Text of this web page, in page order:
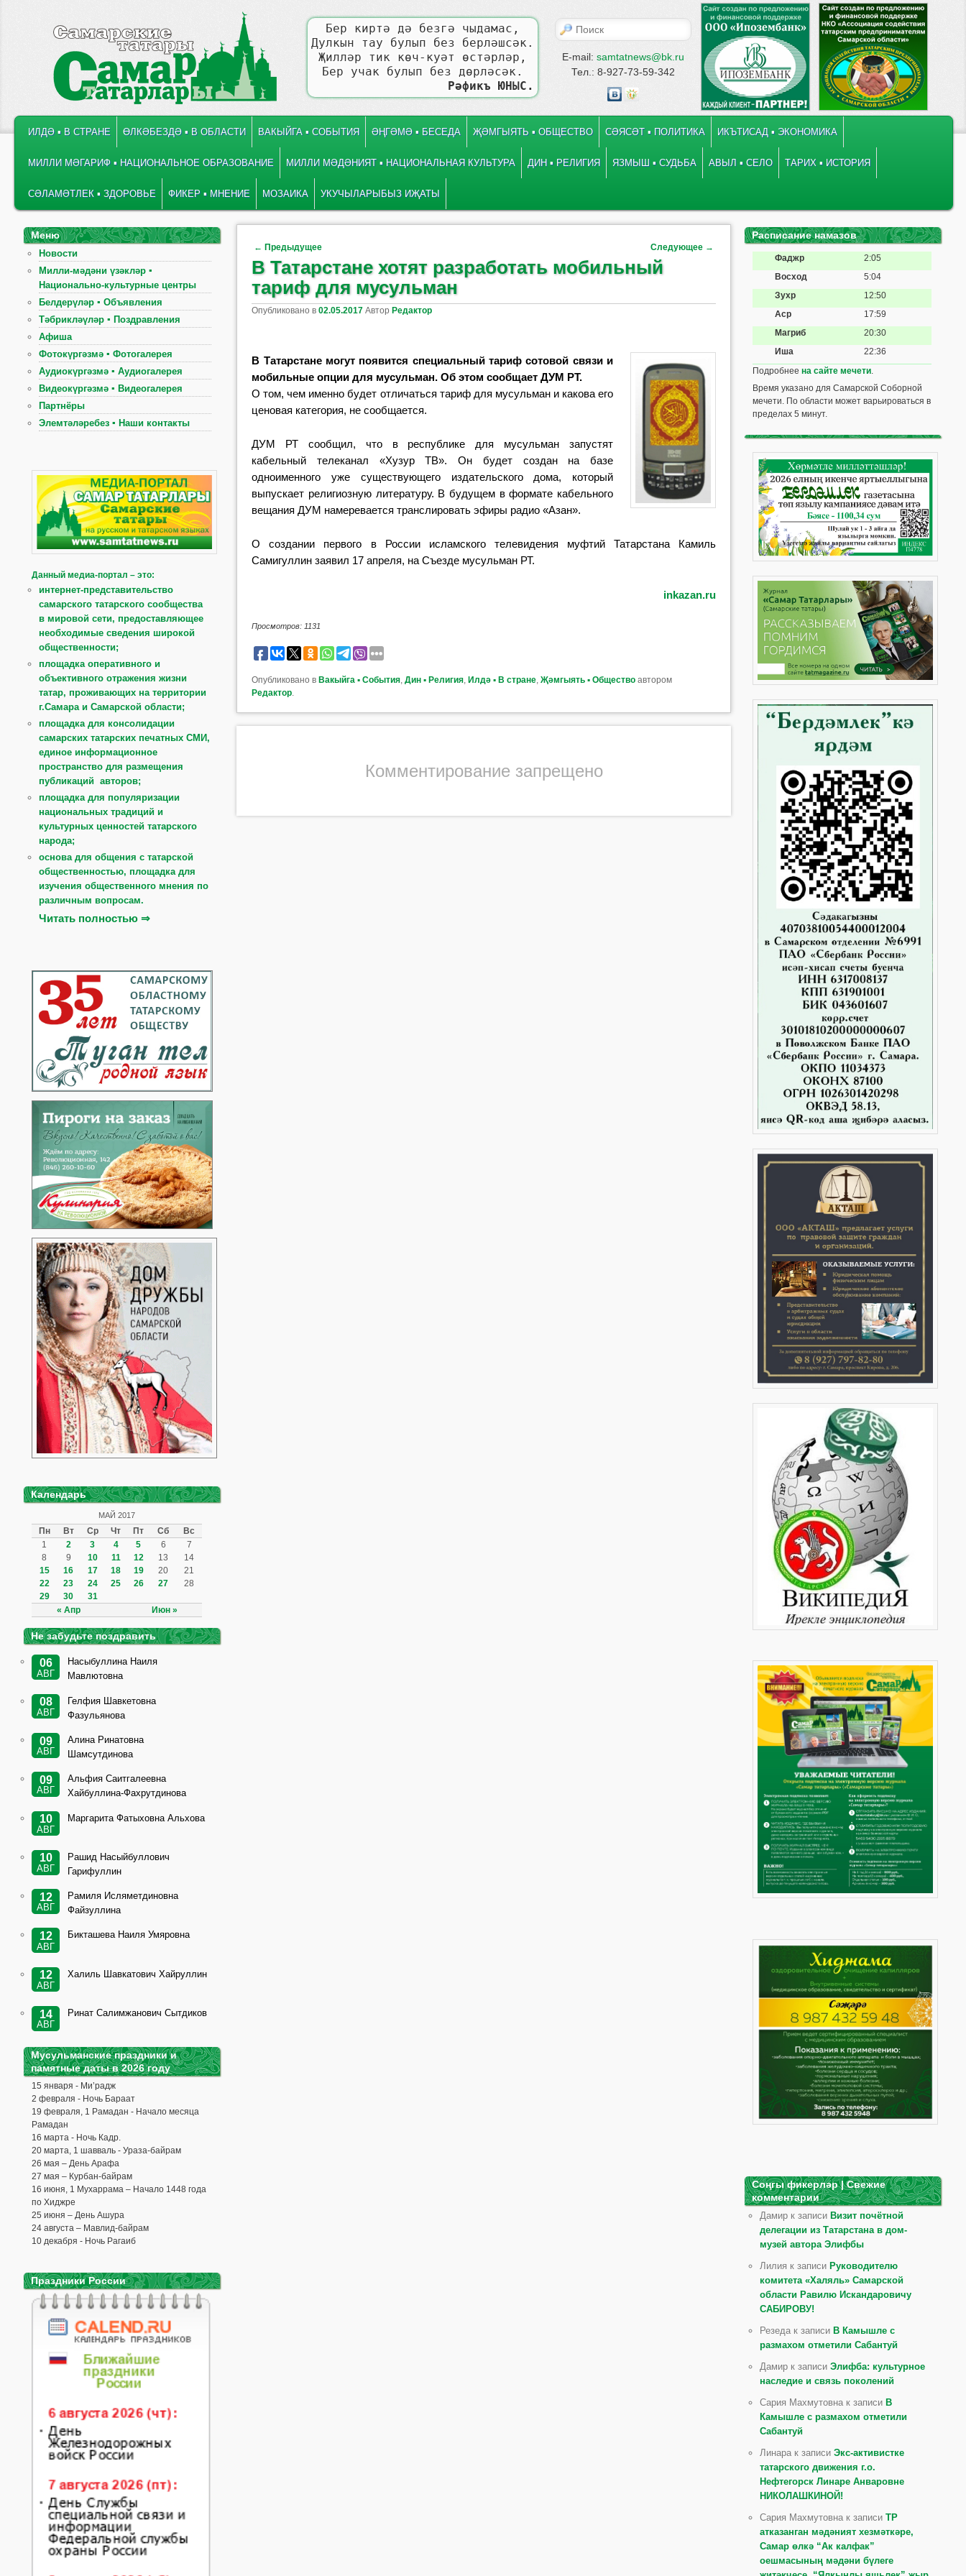
Бер киртә дә безгә чыдамас,
Дулкын тау булып без берләшсәк.
Җилләр тик көч-куәт өстәрләр,
Бер учак булып без дөрләсәк.
Рәфикъ ЮНЫС.
E-mail: samtatnews@bk.ru
Тел.: 8-927-73-59-342
ПЕРЕЙТИ К ОСНОВНОМУ СОДЕРЖИМОМУ
ПЕРЕЙТИ К ДОПОЛНИТЕЛЬНОМУ СОДЕРЖИМОМУ
ИЛДӘ ▪ В СТРАНЕ ӨЛКӘБЕЗДӘ ▪ В ОБЛАСТИ ВАКЫЙГА ▪ СОБЫТИЯ ӘҢГӘМӘ ▪ БЕСЕДА ҖӘМГЫЯТЬ ▪ ОБЩЕСТВО СӘЯСӘТ ▪ ПОЛИТИКА ИКЪТИСАД ▪ ЭКОНОМИКА
МИЛЛИ МӘГАРИФ ▪ НАЦИОНАЛЬНОЕ ОБРАЗОВАНИЕ МИЛЛИ МӘДӘНИЯТ ▪ НАЦИОНАЛЬНАЯ КУЛЬТУРА ДИН ▪ РЕЛИГИЯ ЯЗМЫШ ▪ СУДЬБА АВЫЛ ▪ СЕЛО ТАРИХ ▪ ИСТОРИЯ
СӘЛАМӘТЛЕК ▪ ЗДОРОВЬЕ ФИКЕР ▪ МНЕНИЕ МОЗАИКА УКУЧЫЛАРЫБЫЗ ИҖАТЫ
Навигация по записям
← Предыдущее Следующее →
В Татарстане хотят разработать мобильный
тариф для мусульман
Опубликовано в02.05.2017 АвторРедактор
В Татарстане могут появится специальный тариф сотовой связи и
мобильные опции для мусульман. Об этом сообщает ДУМ РТ.
О том, чем именно будет отличаться тариф для мусульман и какова его
ценовая категория, не сообщается.
ДУМ РТ сообщил, что в республике для мусульман запустят
кабельный телеканал «Хузур ТВ». Он будет создан на базе
одноименного уже существующего издательского дома, который
выпускает религиозную литературу. В будущем в формате кабельного
вещания ДУМ намеревается транслировать эфиры радио «Азан».
О создании первого в России исламского телевидения муфтий Татарстана Камиль
Самигуллин заявил 17 апреля, на Съезде мусульман РТ.
inkazan.ru
Просмотров: 1131
Опубликовано в Вакыйга ▪ События,Дин ▪ Религия, Илдә ▪ В стране,Җәмгыять ▪ Общество автором
Редактор.
Комментирование запрещено
Меню
Новости
Милли-мәдәни үзәкләр ▪
Национально-культурные центры
Белдерүләр ▪ Объявления
Тәбрикләүләр ▪ Поздравления
Афиша
Фотокүргәзмә ▪ Фотогалерея
Аудиокүргәзмә ▪ Аудиогалерея
Видеокүргәзмә ▪ Видеогалерея
Партнёры
Элемтәләребез ▪ Наши контакты
Данный медиа-портал – это:
интернет-представительство
самарского татарского сообщества
в мировой сети, предоставляющее
необходимые сведения широкой
общественности;
площадка оперативного и
объективного отражения жизни
татар, проживающих на территории
г.Самара и Самарской области;
площадка для консолидации
самарских татарских печатных СМИ,
единое информационное
пространство для размещения
публикаций авторов;
площадка для популяризации
национальных традиций и
культурных ценностей татарского
народа;
основа для общения с татарской
общественностью, площадка для
изучения общественного мнения по
различным вопросам.
Читать полностью ⇒
Календарь
МАЙ 2017
Пн Вт Ср Чт Пт Сб Вс
« Апр Июн »
1 2 3 4 5 6
7
8
9 10 11 12 13
14
15
16 17 18 19 20
21
22
23 24 25 26 27
28
29
30 31
Не забудьте поздравить
06
АВГ
Насыбуллина Наиля
Мавлютовна
08
АВГ
Гелфия Шавкетовна
Фазульянова
09
АВГ
Алина Ринатовна
Шамсутдинова
09
АВГ
Альфия Саитгалеевна
Хайбуллина-Фахрутдинова
10
АВГ
Маргарита Фатыховна Альхова
10
АВГ
Рашид Насыйбуллович
Гарифуллин
12
АВГ
Рамиля Исляметдиновна
Файзуллина
12
АВГ
Бикташева Наиля Умяровна
12
АВГ
Халиль Шавкатович Хайруллин
14
АВГ
Ринат Салимжанович Сытдиков
Мусульманские праздники и
памятные даты в 2026 году
15 января - Ми’радж
2 февраля - Ночь Бараат
19 февраля, 1 Рамадан - Начало месяца
Рамадан
16 марта - Ночь Кадр.
20 марта, 1 шавваль - Ураза-байрам
26 мая – День Арафа
27 мая – Курбан-байрам
16 июня, 1 Мухаррама – Начало 1448 года
по Хиджре
25 июня – День Ашура
24 августа – Мавлид-байрам
10 декабря - Ночь Рагаиб
Праздники России
Расписание намазов
Фаджр
2:05
Восход
5:04
Зухр
12:50
Аср
17:59
Магриб
20:30
Иша
22:36
Подробнеена сайте мечети.
Время указано для Самарской Соборной
мечети. По области может варьироваться в
пределах 5 минут.
Соңгы фикерләр | Свежие
комментарии
Дамир к записи Визит почётной
делегации из Татарстана в дом-
музей автора Элифбы
Лилия к записи Руководителю
комитета «Халяль» Самарской
области Равилю Искандаровичу
САБИРОВУ!
Резеда к записи В Камышле с
размахом отметили Сабантуй
Дамир к записиЭлифба: культурное
наследие и связь поколений
Сария Махмутовна к записи В
Камышле с размахом отметили
Сабантуй
Линара к записиЭкс-активистке
татарского движения г.о.
Нефтегорск Линаре Анваровне
НИКОЛАШКИНОЙ!
Сария Махмутовна к записиТР
атказанган мәдәният хезмәткәре,
Самар өлкә “Ак калфак”
оешмасының мәдәни бүлеге